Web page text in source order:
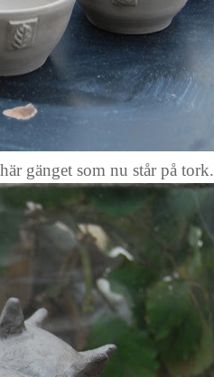
gänget som nu står på tork.